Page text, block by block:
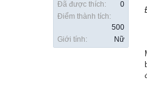
Đã được thích:
0
Điểm thành tích:
500
Giới tính:
Nữ